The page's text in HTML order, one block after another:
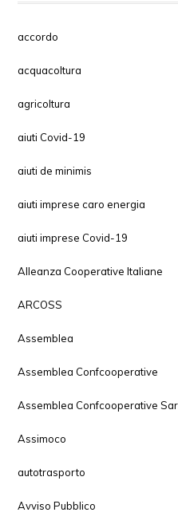
accordo
acquacoltura
agricoltura
aiuti Covid-19
aiuti de minimis
aiuti imprese caro energia
aiuti imprese Covid-19
Alleanza Cooperative Italiane
ARCOSS
Assemblea
Assemblea Confcooperative
Assemblea Confcooperative
Assimoco
autotrasporto
Avviso Pubblico